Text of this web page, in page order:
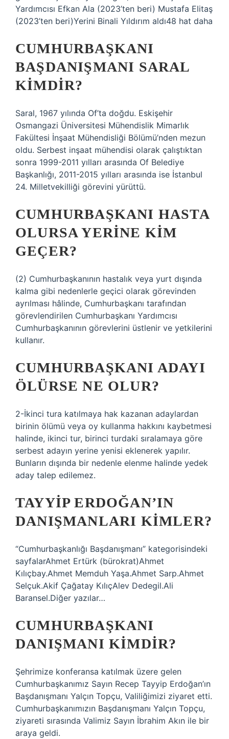
Yardımcısı Efkan Ala (2023’ten beri) Mustafa Elitaş
(2023’ten beri)Yerini Binali Yıldırım aldı48 hat daha
CUMHURBAŞKANI
BAŞDANIŞMANI SARAL
KIMDIR?
Saral, 1967 yılında Of’ta doğdu. Eskişehir
Osmangazi Üniversitesi Mühendislik Mimarlık
Fakültesi İnşaat Mühendisliği Bölümü’nden mezun
oldu. Serbest inşaat mühendisi olarak çalıştıktan
sonra 1999-2011 yılları arasında Of Belediye
Başkanlığı, 2011-2015 yılları arasında ise İstanbul
24. Milletvekilliği görevini yürüttü.
CUMHURBAŞKANI HASTA
OLURSA YERINE KIM
GEÇER?
(2) Cumhurbaşkanının hastalık veya yurt dışında
kalma gibi nedenlerle geçici olarak görevinden
ayrılması hâlinde, Cumhurbaşkanı tarafından
görevlendirilen Cumhurbaşkanı Yardımcısı
Cumhurbaşkanının görevlerini üstlenir ve yetkilerini
kullanır.
CUMHURBAŞKANI ADAYI
ÖLÜRSE NE OLUR?
2-İkinci tura katılmaya hak kazanan adaylardan
birinin ölümü veya oy kullanma hakkını kaybetmesi
halinde, ikinci tur, birinci turdaki sıralamaya göre
serbest adayın yerine yenisi eklenerek yapılır.
Bunların dışında bir nedenle elenme halinde yedek
aday talep edilemez.
TAYYIP ERDOĞAN’IN
DANIŞMANLARI KIMLER?
“Cumhurbaşkanlığı Başdanışmanı” kategorisindeki
sayfalarAhmet Ertürk (bürokrat)Ahmet
Kılıçbay.Ahmet Memduh Yaşa.Ahmet Sarp.Ahmet
Selçuk.Akif Çağatay KılıçAlev Dedegil.Ali
Baransel.Diğer yazılar…
CUMHURBAŞKANI
DANIŞMANI KIMDIR?
Şehrimize konferansa katılmak üzere gelen
Cumhurbaşkanımız Sayın Recep Tayyip Erdoğan’ın
Başdanışmanı Yalçın Topçu, Valiliğimizi ziyaret etti.
Cumhurbaşkanımızın Başdanışmanı Yalçın Topçu,
ziyareti sırasında Valimiz Sayın İbrahim Akın ile bir
araya geldi.